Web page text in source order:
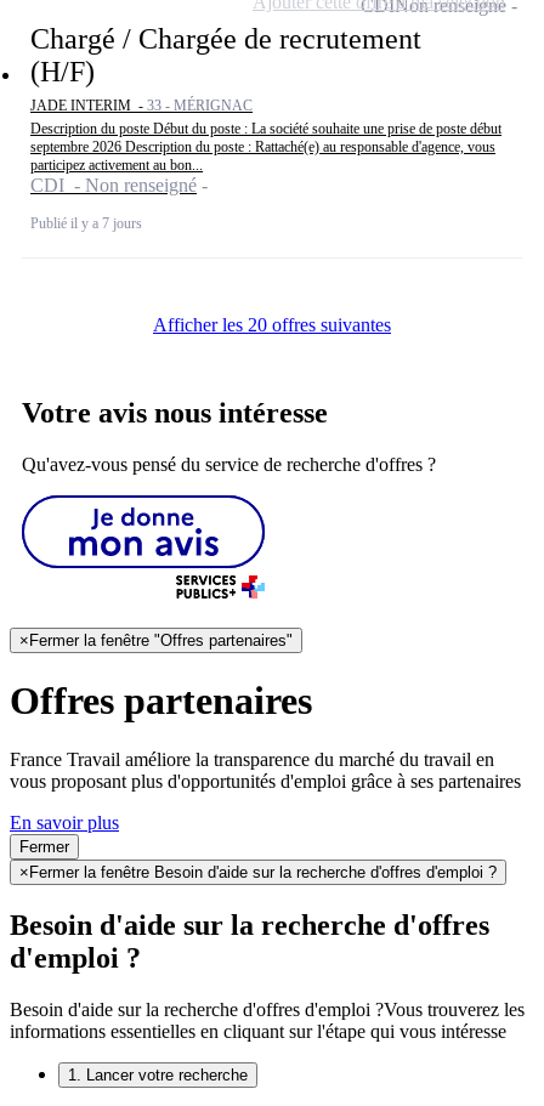
Chargé / Chargée de recrutement
(H/F)
JADE INTERIM - 33 - MÉRIGNAC
Description du poste Début du poste : La société souhaite une prise de poste début
septembre 2026 Description du poste : Rattaché(e) au responsable d'agence, vous
participez activement au bon...
CDI - Non renseigné
Publié il y a 7 jours
CDINon renseigné
Afficher les 20 offres suivantes
Votre avis nous intéresse
Qu'avez-vous pensé du service de recherche d'offres ?
×Fermer la fenêtre "Offres partenaires"
Offres partenaires
France Travail améliore la transparence du marché du travail en
vous proposant plus d'opportunités d'emploi grâce à ses partenaires
En savoir plus
Fermer
× Fermer la fenêtre Besoin d'aide sur la recherche d'offres d'emploi ?
Besoin d'aide sur la recherche d'offres
d'emploi ?
Besoin d'aide sur la recherche d'offres d'emploi ?Vous trouverez les
informations essentielles en cliquant sur l'étape qui vous intéresse
1. Lancer votre recherche